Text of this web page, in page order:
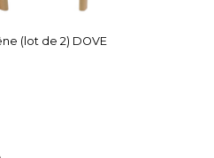
(lot de 2) DOVE